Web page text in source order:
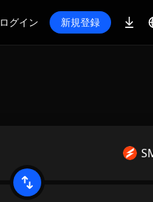
ログイン 新規登録